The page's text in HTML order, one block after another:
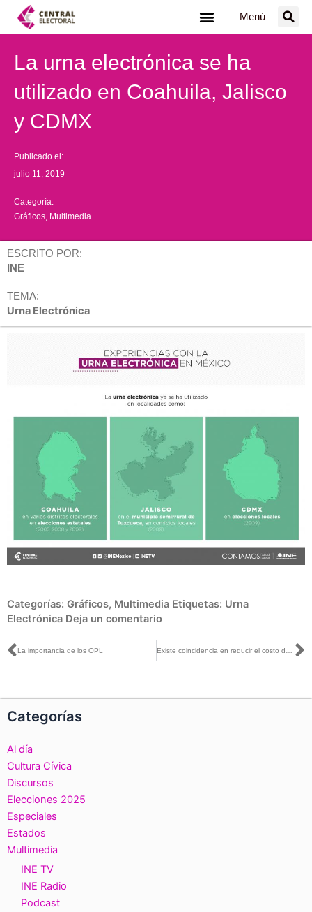
Menú
La urna electrónica se ha
utilizado en Coahuila, Jalisco
y CDMX
Publicado el:
julio 11, 2019
Categoría:
Gráficos Multimedia
ESCRITO POR:
INE
TEMA:
Urna Electrónica
Categorías: Gráficos, Multimedia Etiquetas: Urna
Electrónica Deja un comentario
Ant
La importancia de los OPL
Categorías
Al día
Cultura Cívica
Discursos
Elecciones 2025
Especiales
Estados
Multimedia
INE TV
INE Radio
Podcast